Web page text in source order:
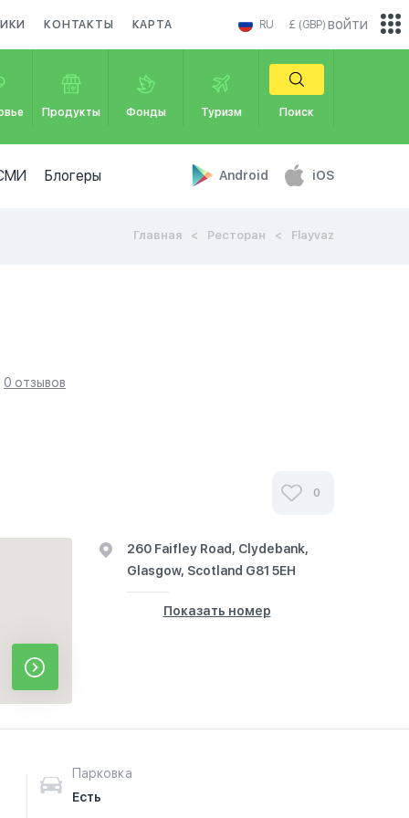
КОНТАКТЫ КАРТА RU £ (GBP)
Продукты Фонды Туризм Поиск
Блогеры Android iOS
войти
Главная Ресторан Flayvaz
0 отзывов
0
260 Faifley Road, Clydebank,
Glasgow, Scotland G81 5EH
Показать номер
Парковка
Есть